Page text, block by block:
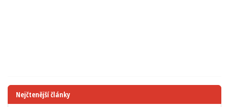
Nejčtenější články